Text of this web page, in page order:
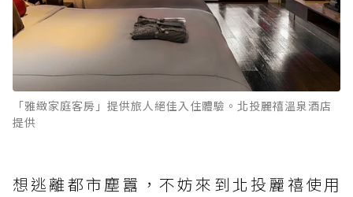
「雅緻家庭客房」提供旅人絕佳入住體驗。北投麗禧溫泉酒店
提供
想逃離都市塵囂，不妨來到北投麗禧使用